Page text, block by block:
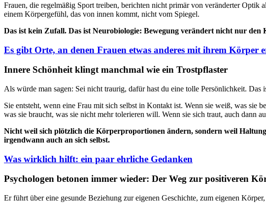
Frauen, die regelmäßig Sport treiben, berichten nicht primär von veränderter
einem Körpergefühl, das von innen kommt, nicht vom Spiegel.
Das ist kein Zufall. Das ist Neurobiologie: Bewegung verändert nicht nur den
Es gibt Orte, an denen Frauen etwas anderes mit ihrem Körper
Innere Schönheit klingt manchmal wie ein Trostpflaster
Als würde man sagen: Sei nicht traurig, dafür hast du eine tolle Persönlichkeit.
Sie entsteht, wenn eine Frau mit sich selbst in Kontakt ist. Wenn sie weiß, was sie
was sie braucht, was sie nicht mehr tolerieren will. Wenn sie sich traut, auch dann
Nicht weil sich plötzlich die Körperproportionen ändern, sondern weil
irgendwann auch an sich selbst.
Was wirklich hilft: ein paar ehrliche Gedanken
Psychologen betonen immer wieder: Der Weg zur positiveren
Er führt über eine gesunde Beziehung zur eigenen Geschichte, zum eigenen